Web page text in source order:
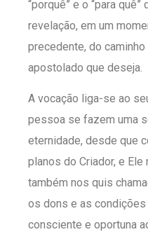
“porquê” e o “para
revelação, em um
precedente, do
apostolado que deseja.
A vocação liga-se ao
pessoa se fazem uma
eternidade, desde que
planos do Criador, e
também nos quis
os dons e as
consciente e oportuna